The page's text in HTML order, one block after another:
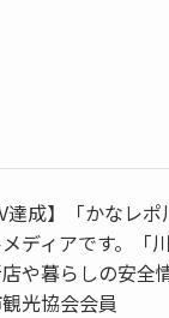
達成】「かなレ
ディアです。「
や暮らしの安全
光協会会員